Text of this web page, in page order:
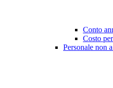
Conto
Costo
Personale non